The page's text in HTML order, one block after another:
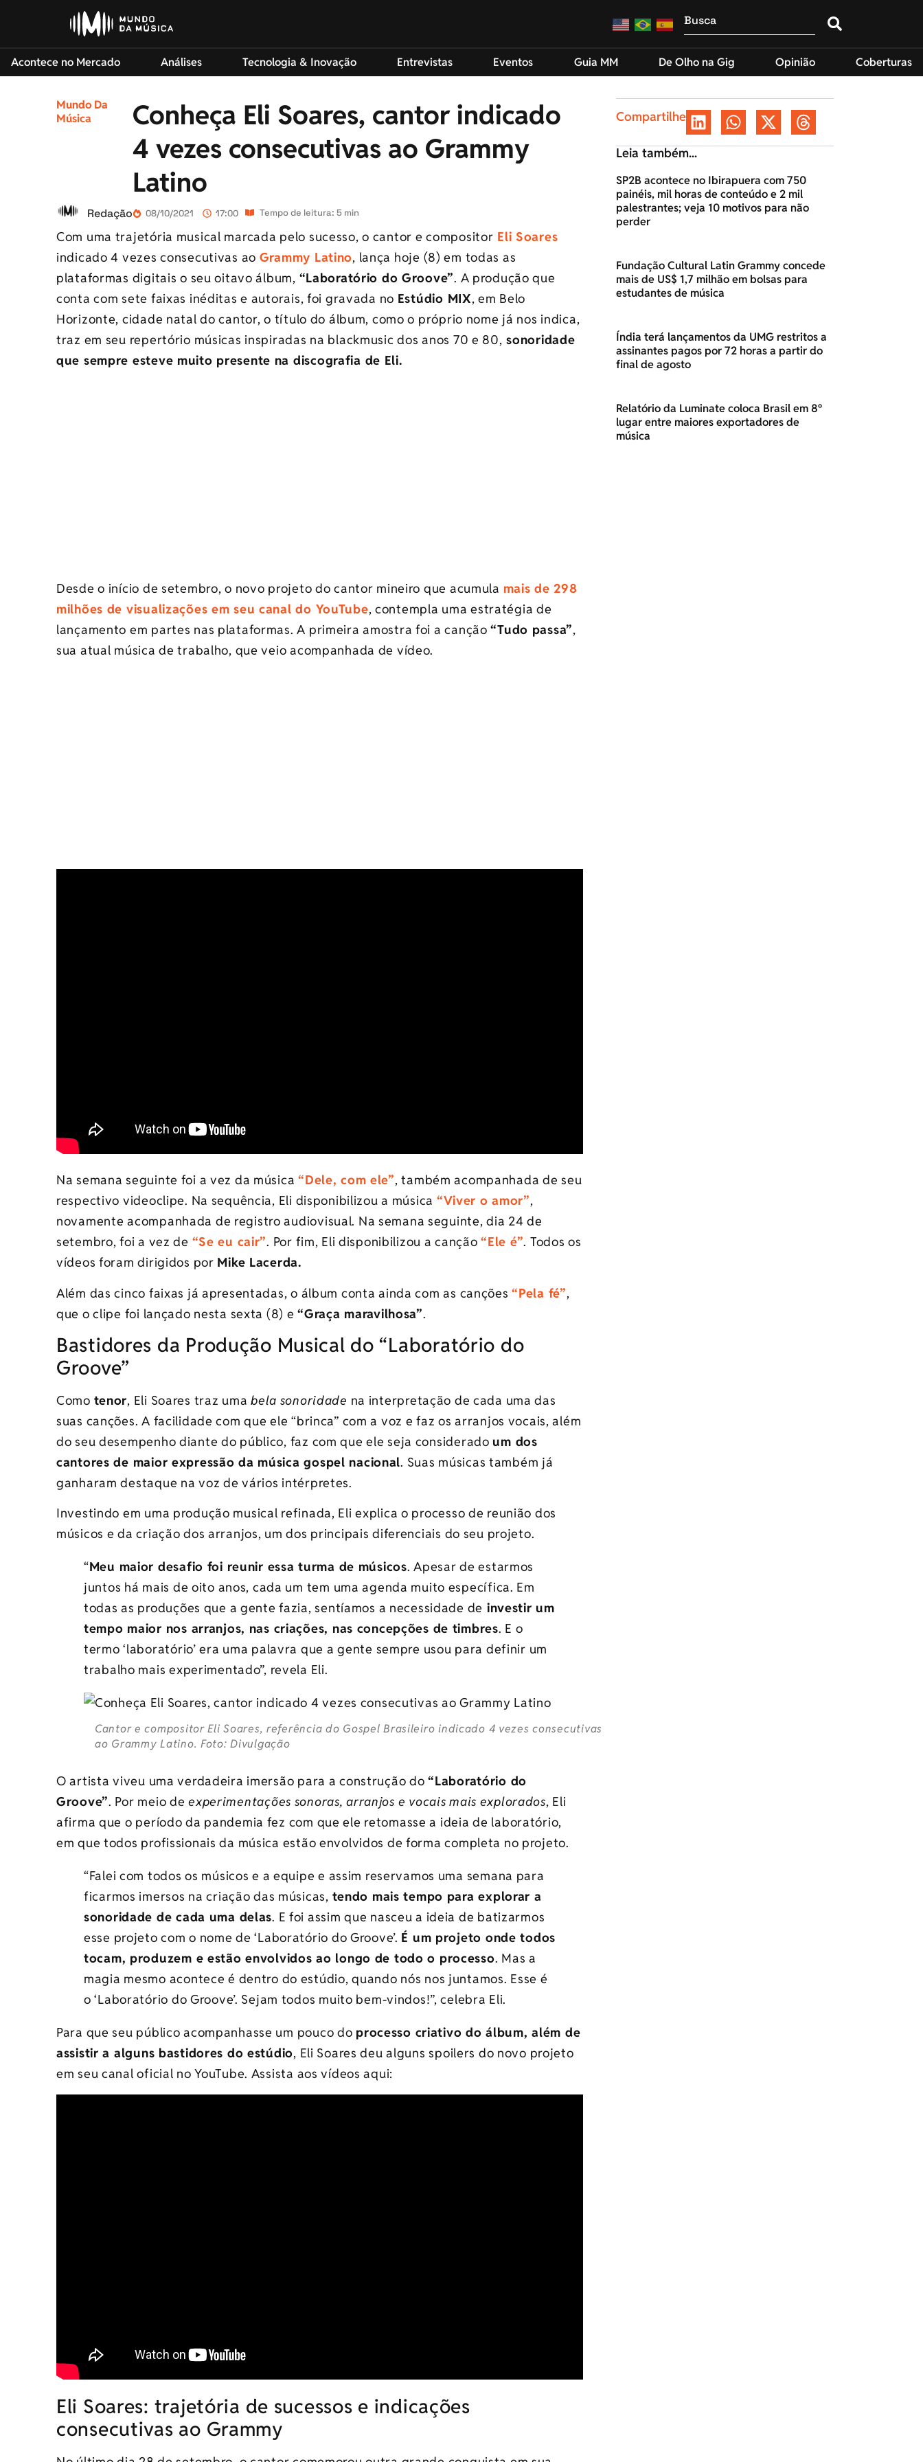
Acontece no Mercado Análises Tecnologia & Inovação Entrevistas Eventos Guia MM De Olho na Gig Opinião Coberturas
Mundo Da
Música
Conheça Eli Soares, cantor indicado
4 vezes consecutivas ao Grammy
Latino
Redação 08/10/2021 17:00 Tempo de leitura: 5 min
Com uma trajetória musical marcada pelo sucesso, o cantor e compositor Eli Soares
indicado 4 vezes consecutivas ao Grammy Latino, lança hoje (8) em todas as
plataformas digitais o seu oitavo álbum, “Laboratório do Groove”. A produção que
conta com sete faixas inéditas e autorais, foi gravada no Estúdio MIX, em Belo
Horizonte, cidade natal do cantor, o título do álbum, como o próprio nome já nos indica,
traz em seu repertório músicas inspiradas na blackmusic dos anos 70 e 80, sonoridade
que sempre esteve muito presente na discografia de Eli.
Desde o início de setembro, o novo projeto do cantor mineiro que acumula mais de 298
milhões de visualizações em seu canal do YouTube, contempla uma estratégia de
lançamento em partes nas plataformas. A primeira amostra foi a canção“Tudo passa”,
sua atual música de trabalho, que veio acompanhada de vídeo.
Na semana seguinte foi a vez da música“Dele, com ele”, também acompanhada de seu
respectivo videoclipe. Na sequência, Eli disponibilizou a música “Viver o amor”,
novamente acompanhada de registro audiovisual. Na semana seguinte, dia 24 de
setembro, foi a vez de “Se eu cair”. Por fim, Eli disponibilizou a canção“Ele é”. Todos os
vídeos foram dirigidos por Mike Lacerda.
Além das cinco faixas já apresentadas, o álbum conta ainda com as canções“Pela fé”,
que o clipe foi lançado nesta sexta (8) e“Graça maravilhosa”.
Bastidores da Produção Musical do “Laboratório do
Groove”
Como tenor, Eli Soares traz uma bela sonoridade na interpretação de cada uma das
suas canções. A facilidade com que ele “brinca” com a voz e faz os arranjos vocais, além
do seu desempenho diante do público, faz com que ele seja considerado um dos
cantores de maior expressão da música gospel nacional. Suas músicas também já
ganharam destaque na voz de vários intérpretes.
Investindo em uma produção musical refinada, Eli explica o processo de reunião dos
músicos e da criação dos arranjos, um dos principais diferenciais do seu projeto.
“Meu maior desafio foi reunir essa turma de músicos. Apesar de estarmos
juntos há mais de oito anos, cada um tem uma agenda muito específica. Em
todas as produções que a gente fazia, sentíamos a necessidade de investir um
tempo maior nos arranjos, nas criações, nas concepções de timbres. E o
termo ‘laboratório’ era uma palavra que a gente sempre usou para definir um
trabalho mais experimentado”, revela Eli.
Cantor e compositor Eli Soares, referência do Gospel Brasileiro indicado 4 vezes consecutivas
ao Grammy Latino. Foto: Divulgação
O artista viveu uma verdadeira imersão para a construção do“Laboratório do
Groove”. Por meio deexperimentações sonoras, arranjos e vocais mais explorados, Eli
afirma que o período da pandemia fez com que ele retomasse a ideia de laboratório,
em que todos profissionais da música estão envolvidos de forma completa no projeto.
“Falei com todos os músicos e a equipe e assim reservamos uma semana para
ficarmos imersos na criação das músicas, tendo mais tempo para explorar a
sonoridade de cada uma delas. E foi assim que nasceu a ideia de batizarmos
esse projeto com o nome de ‘Laboratório do Groove’. É um projeto onde todos
tocam, produzem e estão envolvidos ao longo de todo o processo. Mas a
magia mesmo acontece é dentro do estúdio, quando nós nos juntamos. Esse é
o ‘Laboratório do Groove’. Sejam todos muito bem-vindos!”, celebra Eli.
Para que seu público acompanhasse um pouco do processo criativo do álbum, além de
assistir a alguns bastidores do estúdio, Eli Soares deu alguns spoilers do novo projeto
em seu canal oficial no YouTube. Assista aos vídeos aqui:
Eli Soares: trajetória de sucessos e indicações
consecutivas ao Grammy
Compartilhe
Leia também...
SP2B acontece no Ibirapuera com 750
painéis, mil horas de conteúdo e 2 mil
palestrantes; veja 10 motivos para não
perder
Fundação Cultural Latin Grammy concede
mais de US$ 1,7 milhão em bolsas para
estudantes de música
Índia terá lançamentos da UMG restritos a
assinantes pagos por 72 horas a partir do
final de agosto
Relatório da Luminate coloca Brasil em 8º
lugar entre maiores exportadores de
música